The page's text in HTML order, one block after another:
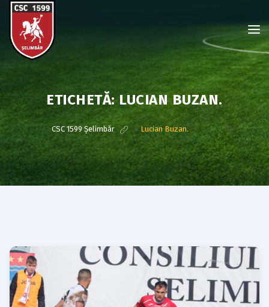
ETICHETĂ:LUCIAN BUZAN.
CSC 1599 Șelimbăr > Lucian Buzan. ?>